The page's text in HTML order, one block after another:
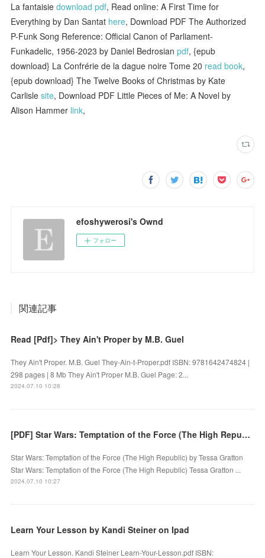
La fantaisiedownload pdf, Read online: A First Time for
Everything by Dan Santat here, Download PDF The Authorized
P-Funk Song Reference: Official Canon of Parliament-
Funkadelic, 1956-2023 by Daniel Bedrosianpdf, {epub
download} La Confrérie de la dague noire Tome 20 read book,
{epub download} The Twelve Books of Christmas by Kate
Carlislesite, Download PDF Little Pieces of Me: A Novel by
Alison Hammer link,
efoshywerosi's Ownd
フォロー
関連記事
Read [Pdf]> They Ain't Proper by M.B. Guel
They Ain't Proper. M.B. Guel They-Ain-t-Proper.pdf ISBN: 9781642474824 |
298 pages | 8 Mb They Ain't Proper M.B. Guel Page: 2...
2024.07.10 10:28
[PDF] Star Wars: Temptation of the Force (The High Republic) by Tessa Gratton
Star Wars: Temptation of the Force (The High Republic) by Tessa Gratton
Star Wars: Temptation of the Force (The High Republic) Tessa Gratton ...
2024.07.10 10:27
Learn Your Lesson by Kandi Steiner on Ipad
Learn Your Lesson. Kandi Steiner Learn-Your-Lesson.pdf ISBN: